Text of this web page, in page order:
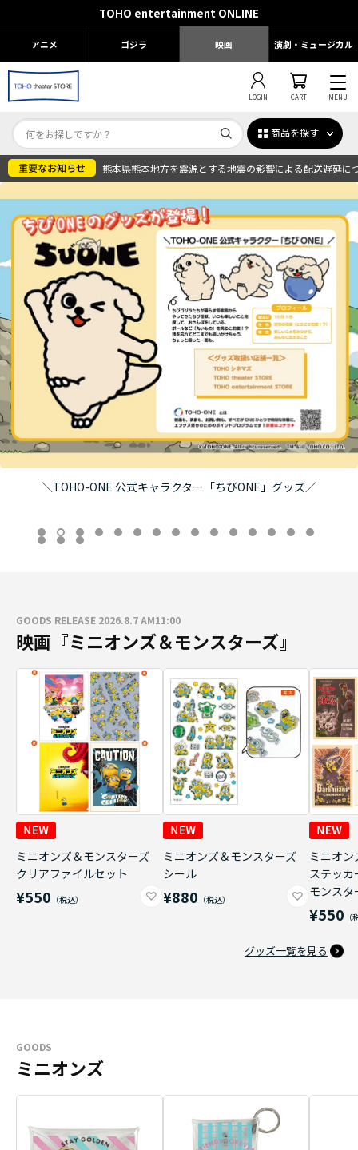
TOHO entertainment ONLINE
アニメ ゴジラ 映画 演劇・ミュージカル
LOGIN CART MENU
商品を探す
熊本県熊本地方を震源とする地震の影響による配送遅延に
＼TOHO-ONE 公式キャラクター「ちびONE」グッズ／
GOODS RELEASE 2026.8.7 AM11:00
映画『ミニオンズ＆モンスターズ』
ミニオンズ＆モンスターズ
クリアファイルセット
¥550
ミニオンズ＆モンスターズ
シール
¥880
ミニオ
ステッ
モンスタ
¥550
グッズ一覧を見る
GOODS
ミニオンズ